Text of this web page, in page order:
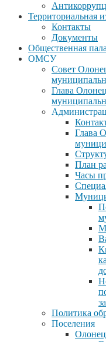
Территориальная
Контакты
Документы
Общественная
ОМСУ
Совет
Глава
Глава
План
Часы
Политика
Поселения